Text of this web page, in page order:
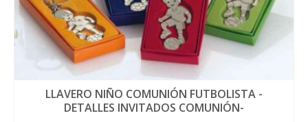
LLAVERO NIÑO COMUNIÓN FUTBOLISTA -
DETALLES INVITADOS COMUNIÓN-